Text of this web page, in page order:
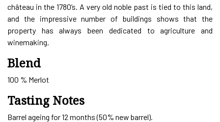
château in the 1780’s. A very old noble past is tied to this land,
and the impressive number of buildings shows that the
property has always been dedicated to agriculture and
winemaking.
Blend
100 % Merlot
Tasting Notes
Barrel ageing for 12 months (50% new barrel).